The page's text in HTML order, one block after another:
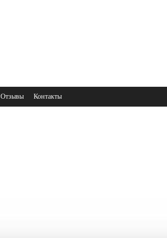
Отзывы Контакты